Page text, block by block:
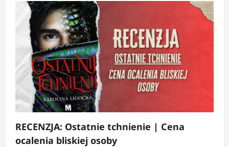
RECENZJA: Ostatnie tchnienie | Cena
ocalenia bliskiej osoby